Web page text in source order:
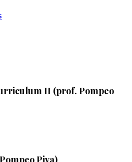
II (prof. Pompeo
Piva)